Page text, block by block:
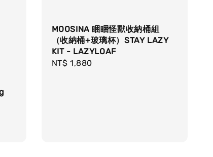
MOOSINA 睏睏怪獸收納桶組
（收納桶+玻璃杯）STAY LAZY
KIT - LAZYLOAF
Regular
NT$ 1,880